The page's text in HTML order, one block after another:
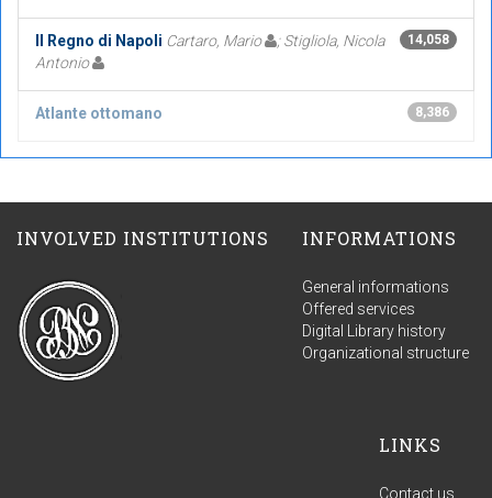
14,058
Il Regno di Napoli Cartaro, Mario
; Stigliola, Nicola
Antonio
8,386
Atlante ottomano
INVOLVED INSTITUTIONS INFORMATIONS
General informations
Offered services
Digital Library history
Organizational structure
LINKS
Contact us